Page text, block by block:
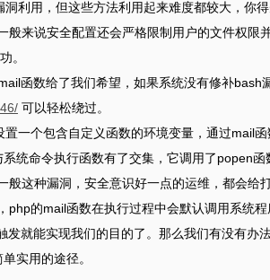
利用，但这些方法利用起来难度都较大，你
般来说安全配置还会严格限制用户的文件权限
。
函数给了我们希望，如果系统没有修补bash
可以轻松绕过。
一个包含自定义函数的环境变量，通过mail
统命令执行函数有了交集，它调用了popen
这种漏洞，安全意识好一点的运维，都会给打
php的mail函数在执行过程中会默认调用系统
就能实现我们的目的了。那么我们有没有办
实用的途径。